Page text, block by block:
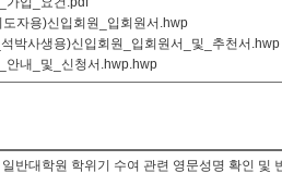
자용)신입회원_입회원서.hwp
박사생용)신입회원_입회원서_및_추천서.hwp
안내_및_신청서.hwp.hwp
반대학원 학위기 수여 관련 영문성명 확인 및